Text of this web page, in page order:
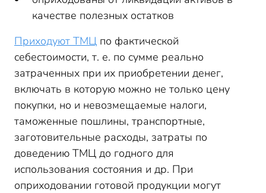
качестве полезных остатков
Приходуют ТМЦ по фактической
себестоимости, т. е. по сумме реально
затраченных при их приобретении денег,
включать в которую можно не только цену
покупки, но и невозмещаемые налоги,
таможенные пошлины, транспортные,
заготовительные расходы, затраты по
доведению ТМЦ до годного для
использования состояния и др. При
оприходовании готовой продукции могут